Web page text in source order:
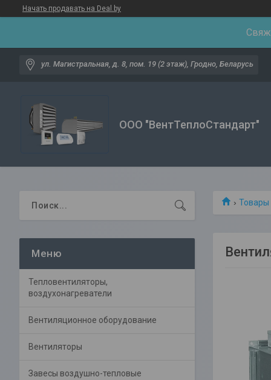
Начать продавать на Deal.by
ул. Магистральная, д. 8, пом. 19 (2 этаж), Гродно, Беларусь
ООО "ВентТеплоСтандарт"
Товары
Тепловентиляторы,
воздухонагреватели
Вентиляционное оборудование
Вентиляторы
Завесы воздушно-тепловые